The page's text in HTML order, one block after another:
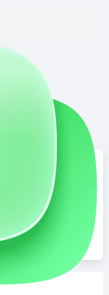
次元导航 学
实用干货
设
闲言碎语